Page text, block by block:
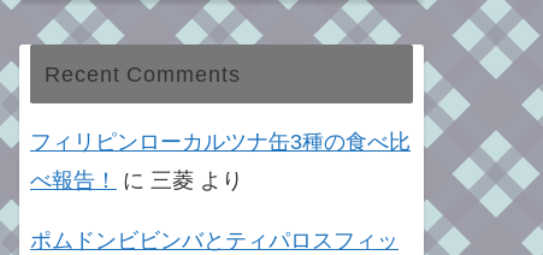
Recent Comments
フィリピンローカルツナ缶3種の食べ比
べ報告！
に 三菱 より
ポムドンビビンバとティパロスフィッ